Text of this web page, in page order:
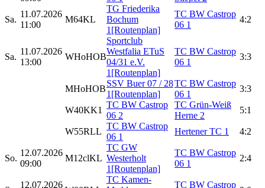
Sa.
11.07.2026
11:00
M64KL
TG Friederika
Bochum
1 [Routenplan]
TC BW Castrop
06 1
4:2
Sa.
11.07.2026
13:00
WHoHOB
Sportclub
Westfalia ETuS
04/31 e.V.
1 [Routenplan]
TC BW Castrop
06 1
3:3
MHoHOB
SSV Buer 07 / 28
1 [Routenplan]
TC BW Castrop
06 1
3:3
W40KK1
TC BW Castrop
06 2
TC Grün-Weiß
Herne 2
5:1
W55RLL
TC BW Castrop
06 1
Hertener TC 1 4:2
So.
12.07.2026
09:00
M12clKL
TC GW
Westerholt
1 [Routenplan]
TC BW Castrop
06 1
2:4
12.07.2026
TC Kamen-
TC BW Castrop